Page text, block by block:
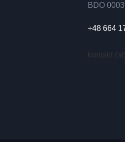
BDO
+48 664
kontakt